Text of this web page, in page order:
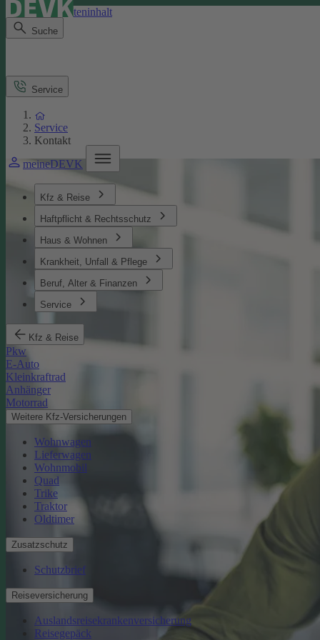
Direkt zum Seiteninhalt
Suche
meineDEVK
Kfz & Reise
Haftpflicht & Rechtsschutz
Haus & Wohnen
Krankheit, Unfall & Pflege
Beruf, Alter & Finanzen
Service
Kfz & Reise
Pkw
E-Auto
Kleinkraftrad
Anhänger
Motorrad
Weitere Kfz-Versicherungen
Wohnwagen
Lieferwagen
Wohnmobil
Quad
Trike
Traktor
Oldtimer
Zusatzschutz
Schutzbrief
Reiseversicherung
Auslandsreisekrankenversicherung
Reisegepäck
Service
Service
Kontakt